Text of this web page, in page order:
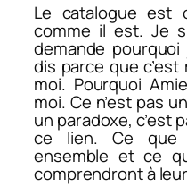
Le catalogue est
comme il est. Je
demande
dis parce que c’est
moi. Pourquoi
moi. Ce n’est pas
un paradoxe, c’est
ce lien. Ce que
ensemble et ce
comprendront à